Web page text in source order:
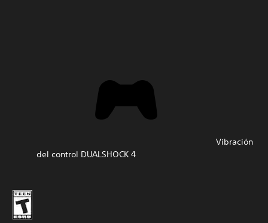
Vibración
del control DUALSHOCK 4